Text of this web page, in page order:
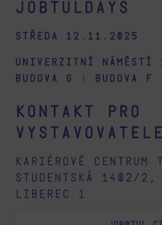
Jobtuldays
Středa 12.11.2025
Univerzitní náměstí
budova G
budova F
Kontakt pro
vystavovatele
Kariérové centrum
Studentská 1402/2,
Liberec 1